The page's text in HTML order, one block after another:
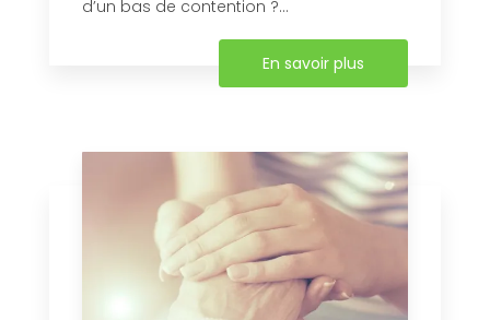
d’un bas de contention ?...
En savoir plus